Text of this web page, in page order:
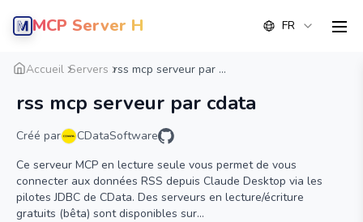
MCP Server Hub FR
Accueil Servers rss mcp serveur par ...
rss mcp serveur par cdata
Créé par
CDataSoftware
Ce serveur MCP en lecture seule vous permet de vous
connecter aux données RSS depuis Claude Desktop via les
pilotes JDBC de CData. Des serveurs en lecture/écriture
gratuits (bêta) sont disponibles sur
Aperçu Détail Alternative